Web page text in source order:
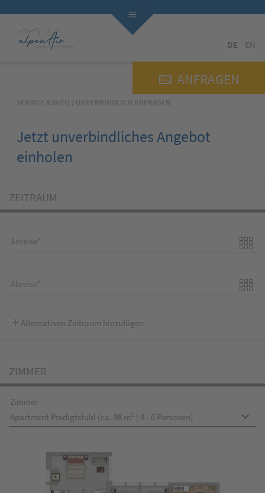
DE EN
ANFRAGEN
SERVICE & INFO UNVERBINDLICH ANFRAGEN
Jetzt unverbindliches Angebot
einholen
ZEITRAUM
Anreise
Abreise
Alternativen Zeitraum hinzufügen
ZIMMER
Zimmer